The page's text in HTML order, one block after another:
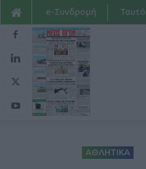
e-Συνδρομή
ΑΘΛΗΤΙΚΑ